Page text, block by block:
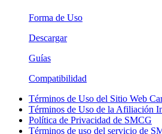
Forma de Uso
Descargar
Guías
Compatibilidad
Términos de Uso del Sitio Web
Términos de Uso de la Afiliación
Política de Privacidad de SMCG
Términos de uso del servicio de